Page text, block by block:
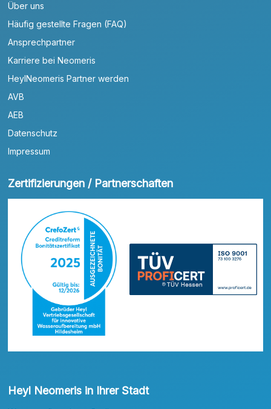
Über uns
Häufig gestellte Fragen (FAQ)
Ansprechpartner
Karriere bei Neomeris
HeylNeomeris Partner werden
AVB
AEB
Datenschutz
Impressum
Zertifizierungen / Partnerschaften
Heyl Neomeris in Ihrer Stadt